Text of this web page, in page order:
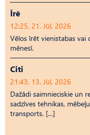
Īrē
12:25, 21. Jūl, 2026
Vēlos īrēt vienistabas vai
mēnesī.
Citi
21:43, 13. Jūl, 2026
Dažādi saimnieciskie un
sadzīves tehnikas,
transports. […]